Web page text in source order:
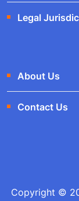
Legal
About Us
Contact Us
Copyright ©